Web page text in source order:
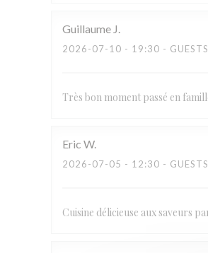
Guillaume J
2026-07-10 - 19:30 -
Très bon moment passé en
Eric W
2026-07-05 - 12:30 -
Cuisine délicieuse aux saveurs